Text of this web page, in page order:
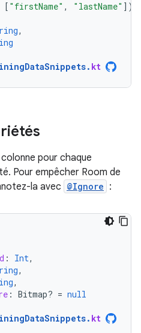
[ "firstName" , "lastName" ] )
,
. kt
pour chaque
Pour empêcher Room de
la avec @Ignore :
: Int,
,
,
: Bitmap? = null
. kt